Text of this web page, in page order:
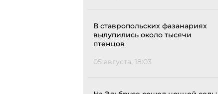
В ставропольских фазанариях
вылупились около тысячи
птенцов
05 августа, 18:03